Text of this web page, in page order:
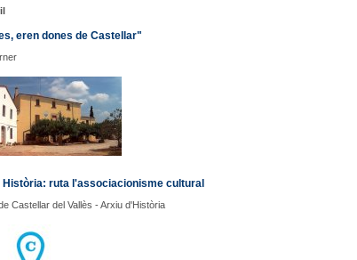
eren dones de Castellar"
Història: ruta l'associacionisme cultural
Castellar del Vallès - Arxiu d'Història